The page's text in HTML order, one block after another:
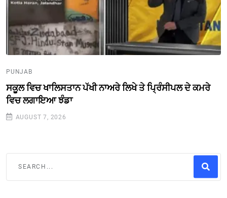
PUNJAB
ਸਕੂਲ ਵਿਚ ਖਾਲਿਸਤਾਨ ਪੱਖੀ ਨਾਅਰੇ ਲਿਖੇ ਤੇ ਪ੍ਰਿੰਸੀਪਲ ਦੇ ਕਮਰੇ
ਵਿਚ ਲਗਾਇਆ ਝੰਡਾ
AUGUST 7, 2026